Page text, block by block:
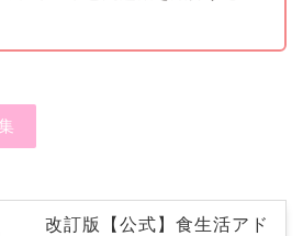
改訂版【公式】食生活アド